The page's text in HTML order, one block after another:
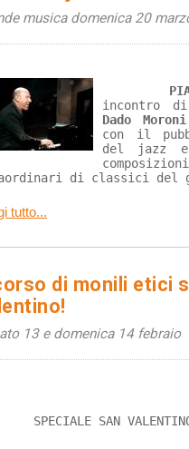
musica domenica 20
incontro
Dado Moroni
con il
del jazz
di classici del
tutto...
di monili etici
13 e domenica 14 febraio
SPECIALE SAN